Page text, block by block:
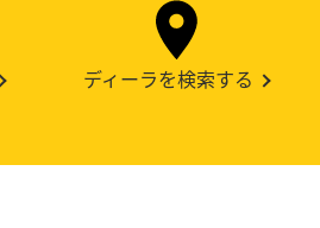
ディーラを検索する